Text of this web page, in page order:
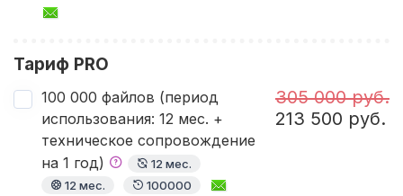
Тариф PRO
100 000 файлов (период
использования: 12 мес. +
техническое сопровождение
на 1 год)
12 мес.
12 мес.
100000
305 000 руб.
213 500 руб.